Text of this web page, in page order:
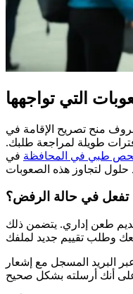
التي تواجهها
منح تصريح الإقامة في
طويلة لمراجعة طلبك.
طبي في المحافظة في
تفعل في حالة الرفض؟
طعن إداري. يتضمن ذلك
البريد المسجل مع إشعار